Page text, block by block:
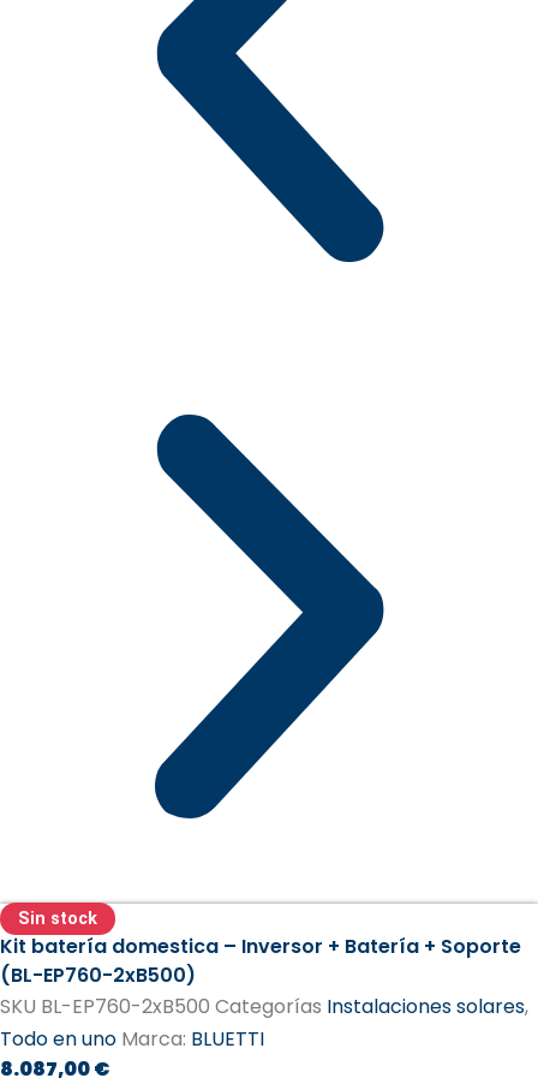
Sin stock
Kit batería domestica – Inversor + Batería + Soporte
(BL-EP760-2xB500)
SKU BL-EP760-2xB500 Categorías Instalaciones solares,
Todo en uno Marca: BLUETTI
8.087,00€